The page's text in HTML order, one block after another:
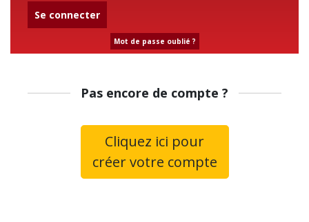
Se connecter
Mot de passe oublié ?
Pas encore de compte ?
Cliquez ici pour
créer votre compte